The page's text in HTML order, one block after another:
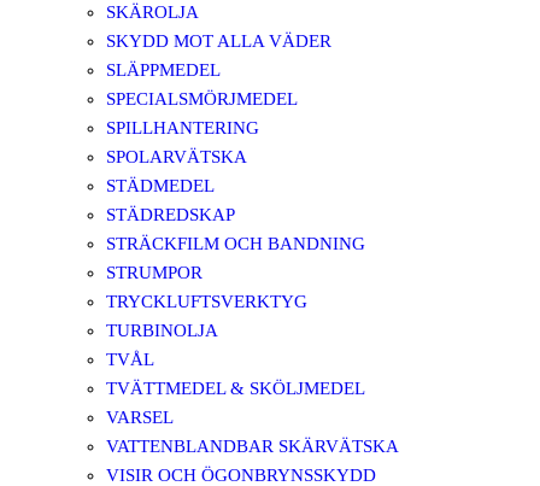
SKÄROLJA
SKYDD MOT ALLA VÄDER
SLÄPPMEDEL
SPECIALSMÖRJMEDEL
SPILLHANTERING
SPOLARVÄTSKA
STÄDMEDEL
STÄDREDSKAP
STRÄCKFILM OCH BANDNING
STRUMPOR
TRYCKLUFTSVERKTYG
TURBINOLJA
TVÅL
TVÄTTMEDEL & SKÖLJMEDEL
VARSEL
VATTENBLANDBAR SKÄRVÄTSKA
VISIR OCH ÖGONBRYNSSKYDD